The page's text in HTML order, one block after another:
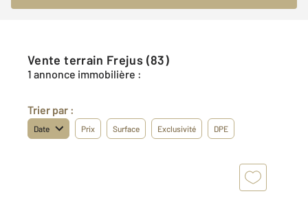
Vente terrain Frejus (83)
1 annonce immobilière :
Trier par :
Date Prix Surface Exclusivité DPE